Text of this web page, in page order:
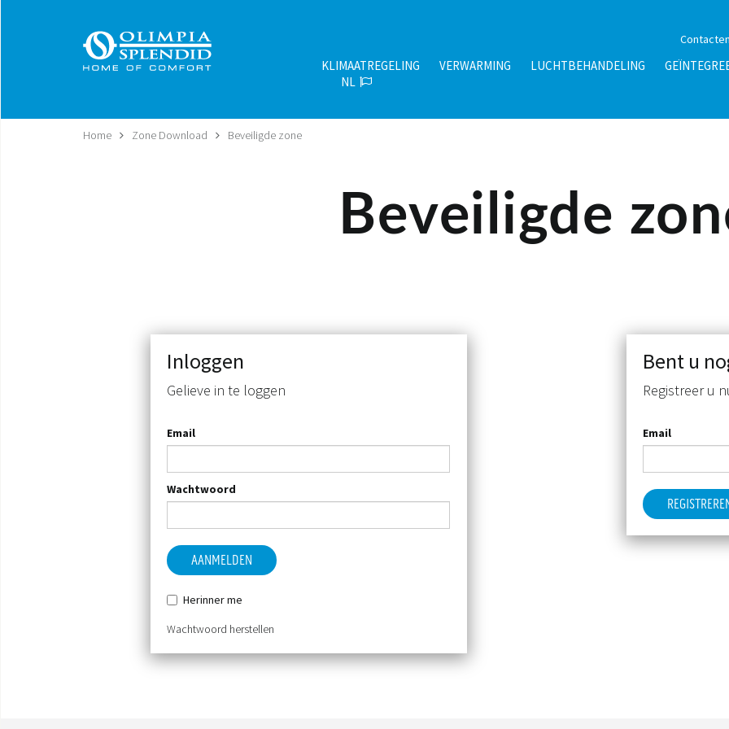
KLIMAATREGELING VERWARMING LUCHTBEHANDELING
NL
Home Zone Download Beveiligde zone
Beveiligde
Inloggen
Gelieve in te loggen
Email
Wachtwoord
AANMELDEN
Herinner me
Wachtwoord herstellen
Bent u
Registreer u
Email